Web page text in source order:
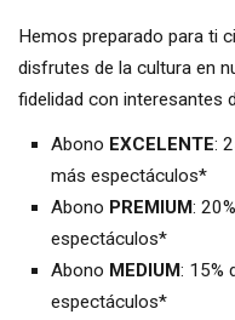
Hemos preparado para ti
disfrutes de la cultura en
fidelidad con interesantes
Abono EXCELENTE:
más espectáculos*
Abono PREMIUM:
espectáculos*
Abono MEDIUM: 15%
espectáculos*